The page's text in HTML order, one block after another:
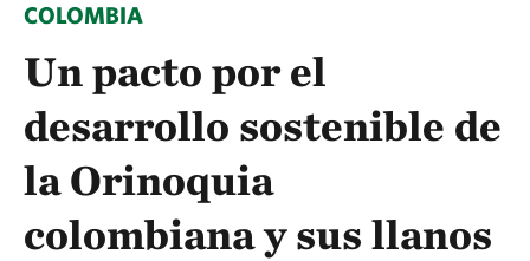
COLOMBIA
Un pacto por el
desarrollo sostenible de
la Orinoquia
colombiana y sus llanos